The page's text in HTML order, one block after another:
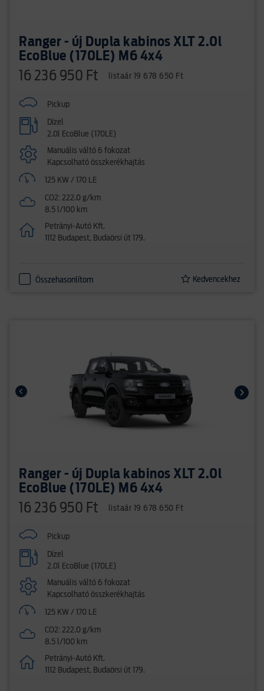
Ranger - új Dupla kabinos XLT 2.0l
EcoBlue (170LE) M6 4x4
16 236 950 Ft listaár 19 678 650 Ft
Pickup
Dízel
2.0l EcoBlue (170LE)
Manuális váltó 6 fokozat
Kapcsolható összkerékhajtás
125 KW / 170 LE
CO2: 222.0 g/km
8.5 l/100 km
Petrányi-Autó Kft.
1112 Budapest, Budaörsi út 179.
Összehasonlítom Kedvencekhez
Ranger - új Dupla kabinos XLT 2.0l
EcoBlue (170LE) M6 4x4
16 236 950 Ft listaár 19 678 650 Ft
Pickup
Dízel
2.0l EcoBlue (170LE)
Manuális váltó 6 fokozat
Kapcsolható összkerékhajtás
125 KW / 170 LE
CO2: 222.0 g/km
8.5 l/100 km
Petrányi-Autó Kft.
1112 Budapest, Budaörsi út 179.